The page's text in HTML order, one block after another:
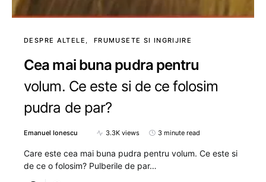
DESPRE ALTELE FRUMUSETE SI INGRIJIRE
Cea mai buna pudra pentru
volum. Ce este si de ce folosim
pudra de par?
Emanuel Ionescu 3.3K views 3 minute read
Care este cea mai buna pudra pentru volum. Ce este si
de ce o folosim? Pulberile de par…